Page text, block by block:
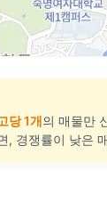
당 1개의 매물만
, 경쟁률이 낮은